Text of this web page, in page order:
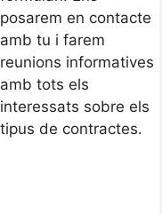
posarem en contacte
amb tu i farem
reunions informatives
amb tots els
interessats sobre els
tipus de contractes.